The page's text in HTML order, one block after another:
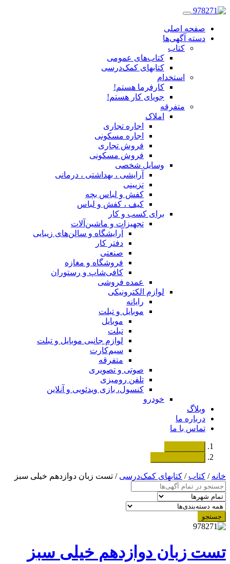
صفحه اصلی
دسته آگهی‌ها
کتاب
کتاب‌های عمومی
کتابهای کمک‌درسی
استخدام
کارفرما هستم!
جویای کار هستم!
متفرقه
املاک
اجاره تجاری
اجاره مسکونی
فروش تجاری
فروش مسکونی
وسایل شخصی
آرایشی ، بهداشتی ، درمانی
تزیینی
کفش و لباس بچه
کیف ، کفش و لباس
برای کسب و کار
تجهیزات و ماشین‌آلات
آرایشگاه و سالن‌های زیبایی
دفتر کار
صنعتی
فروشگاه و مغازه
کافی‌شاپ و رستوران
عمده فروشی
لوازم الکترونیکی
رایانه
موبایل و تبلت
موبایل
تبلت
لوازم جانبی موبایل و تبلت
سیم‌کارت
متفرقه
صوتی و تصویری
تلفن رومیزی
کنسول، بازی‌ ویدئویی و آنلاین
خودرو
وبلاگ
درباره ما
تماس با ما
خانه/ کتاب/ کتابهای کمک‌درسی / تست زبان دوازدهم خیلی سبز
جستجو
تست زبان دوازدهم خیلی سبز